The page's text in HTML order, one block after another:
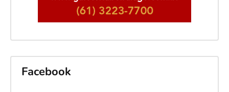
Facebook